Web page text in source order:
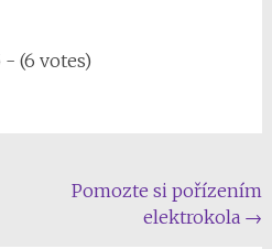
- (6 votes)
Pomozte si pořízením
elektrokola →